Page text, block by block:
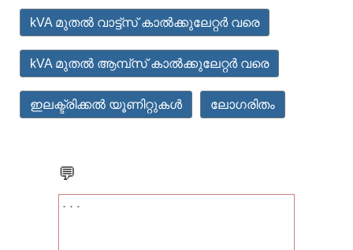
kVA മുതൽ വാട്ട്സ് കാൽക്കുലേറ്റർ വരെ
kVA മുതൽ ആമ്പ്സ് കാൽക്കുലേറ്റർ വരെ
ഇലക്ട്രിക്കൽ യൂണിറ്റുകൾ ലോഗരിതം
💬